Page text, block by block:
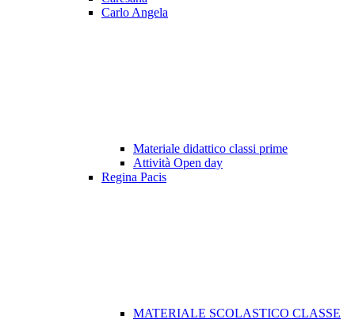
Carlo Angela
Materiale didattico classi prime
Attività Open day
Regina Pacis
MATERIALE SCOLASTICO CLASSE